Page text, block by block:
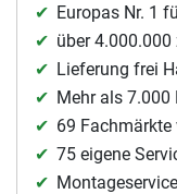
Europas Nr. 1
über
Lieferung frei
Mehr als 7.000
69 Fachmärkte
75 eigene